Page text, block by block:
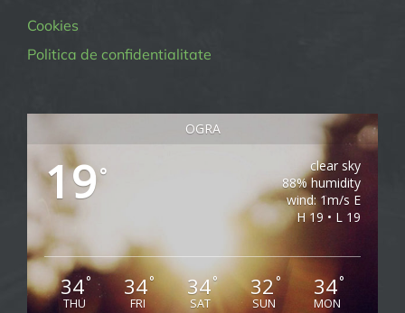
Cookies
Politica de confidentialitate
OGRA
19°
clear sky
88% humidity
wind: 1m/s E
H 19 • L 19
34°
THU
34°
FRI
34°
SAT
32°
SUN
34°
MON